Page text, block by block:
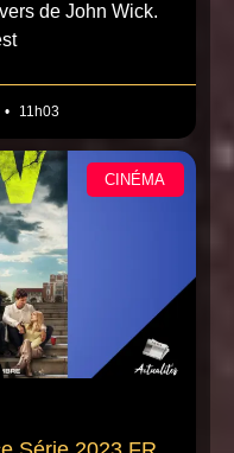
de John Wick.
11h03
CINÉMA